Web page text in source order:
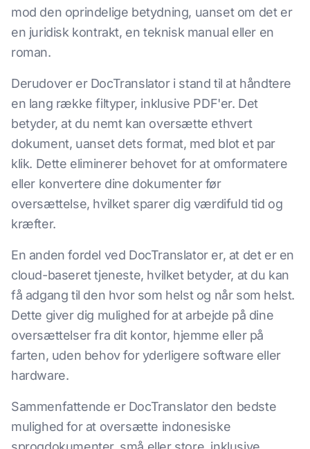
mod den oprindelige betydning, uanset om det er
en juridisk kontrakt, en teknisk manual eller en
roman.
Derudover er DocTranslator i stand til at håndtere
en lang række filtyper, inklusive PDF'er. Det
betyder, at du nemt kan oversætte ethvert
dokument, uanset dets format, med blot et par
klik. Dette eliminerer behovet for at omformatere
eller konvertere dine dokumenter før
oversættelse, hvilket sparer dig værdifuld tid og
kræfter.
En anden fordel ved DocTranslator er, at det er en
cloud-baseret tjeneste, hvilket betyder, at du kan
få adgang til den hvor som helst og når som helst.
Dette giver dig mulighed for at arbejde på dine
oversættelser fra dit kontor, hjemme eller på
farten, uden behov for yderligere software eller
hardware.
Sammenfattende er DocTranslator den bedste
mulighed for at oversætte indonesiske